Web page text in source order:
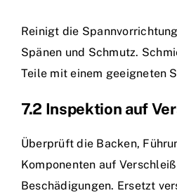
Reinigt die
Spänen und Schmutz.
Teile mit einem geeigneten
7.2 Inspektion auf
Überprüft die Backen,
Komponenten auf
Beschädigungen. Ersetzt